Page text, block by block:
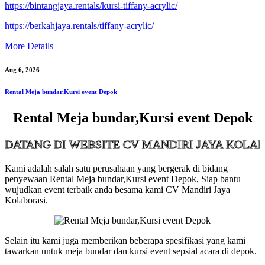
https://bintangjaya.rentals/kursi-tiffany-acrylic/
https://berkahjaya.rentals/tiffany-acrylic/
More Details
Aug 6, 2026
Rental Meja bundar,Kursi event Depok
Rental Meja bundar,Kursi event Depok
DI WEBSITE CV MANDIRI JAYA KOLABORASI
Kami adalah salah satu perusahaan yang bergerak di bidang
penyewaan Rental Meja bundar,Kursi event Depok, Siap bantu
wujudkan event terbaik anda besama kami CV Mandiri Jaya
Kolaborasi.
Selain itu kami juga memberikan beberapa spesifikasi yang kami
tawarkan untuk meja bundar dan kursi event sepsial acara di depok.